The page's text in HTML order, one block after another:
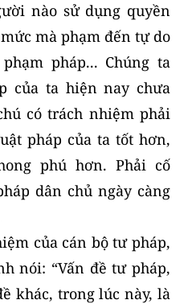
nào sử dụng quyền
mà phạm đến tự do
pháp... Chúng ta
của ta hiện nay chưa
có trách nhiệm phải
pháp của ta tốt hơn,
phú hơn. Phải cố
dân chủ ngày càng
của cán bộ tư pháp,
nói: “Vấn đề tư pháp,
khác, trong lúc này, là